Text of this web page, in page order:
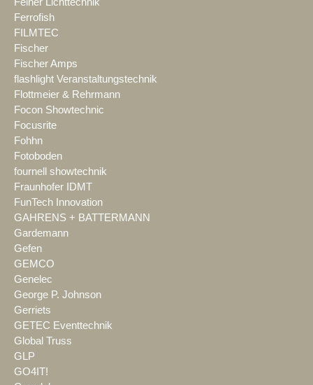
Ferrofish
FILMTEC
Fischer
Fischer Amps
flashlight Veranstaltungstechnik
Flottmeier & Rehrmann
Focon Showtechnic
Focusrite
Fohhn
Fotoboden
fournell showtechnik
Fraunhofer IDMT
FunTech Innovation
GAHRENS + BATTERMANN
Gardemann
Gefen
GEMCO
Genelec
George P. Johnson
Gerriets
GETEC Eventtechnik
Global Truss
GLP
GO4IT!